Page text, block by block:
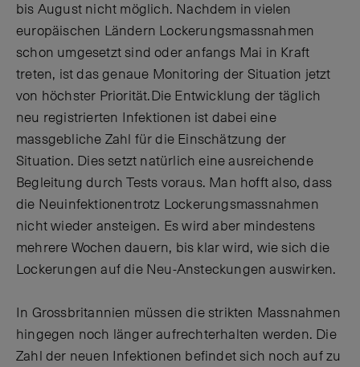
bis August nicht möglich. Nachdem in vielen
europäischen Ländern Lockerungsmassnahmen
schon umgesetzt sind oder anfangs Mai in Kraft
treten, ist das genaue Monitoring der Situation jetzt
von höchster Priorität.Die Entwicklung der täglich
neu registrierten Infektionen ist dabei eine
massgebliche Zahl für die Einschätzung der
Situation. Dies setzt natürlich eine ausreichende
Begleitung durch Tests voraus. Man hofft also, dass
die Neuinfektionentrotz Lockerungsmassnahmen
nicht wieder ansteigen. Es wird aber mindestens
mehrere Wochen dauern, bis klar wird, wie sich die
Lockerungen auf die Neu-Ansteckungen auswirken.
In Grossbritannien müssen die strikten Massnahmen
hingegen noch länger aufrechterhalten werden. Die
Zahl der neuen Infektionen befindet sich noch auf zu